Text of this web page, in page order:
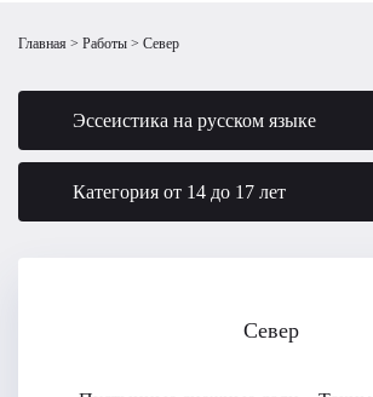
Главная Работы Север
Эссеистика на русском языке
Категория от 14 до 17 лет
Север